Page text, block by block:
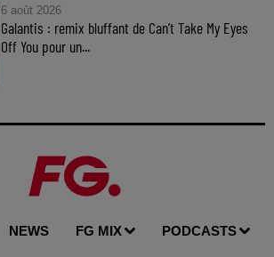
6 août 2026
Galantis : remix bluffant de Can’t Take My Eyes
Off You pour un...
NEWS FG MIX PODCASTS